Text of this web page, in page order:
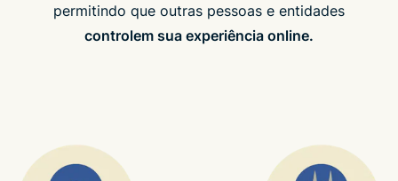
permitindo que outras pessoas e entidades
controlem sua experiência online.